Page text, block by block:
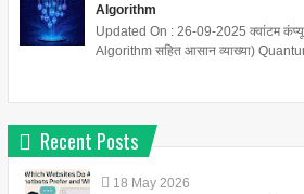
Algorithm
Updated On : 26-09-2025 क्वांटम
Algorithm सहित आसान व्याख्या)
Recent Posts
18 May 2026